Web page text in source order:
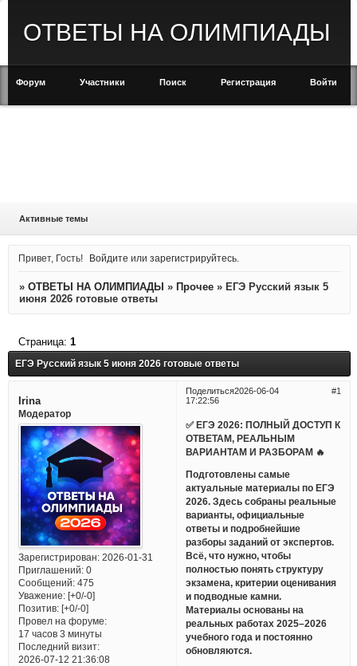
ОТВЕТЫ НА ОЛИМПИАДЫ
Форум Участники Поиск Регистрация Войти
Активные темы
Привет, Гость! Войдите илизарегистрируйтесь
» ОТВЕТЫ НА ОЛИМПИАДЫ » Прочее » ЕГЭ Русский язык 5
июня 2026 готовые ответы
ЕГЭ Русский язык 5 июня 2026 готовые ответы
Страница: 1
Поделиться 1
2026-06-04
17:22:56
Irina
Модератор
Зарегистрирован: 2026-01-31
Приглашений:0
Сообщений:475
Уважение: [+0/-0]
Позитив: [+0/-0]
Провел на форуме:
17 часов 3 минуты
Последний визит:
2026-07-12 21:36:08
✅ ЕГЭ 2026: ПОЛНЫЙ ДОСТУП К
ОТВЕТАМ, РЕАЛЬНЫМ
ВАРИАНТАМ И РАЗБОРАМ 🔥
Подготовлены самые
актуальные материалы по ЕГЭ
2026. Здесь собраны реальные
варианты, официальные
ответы и подробнейшие
разборы заданий от экспертов.
Всё, что нужно, чтобы
полностью понять структуру
экзамена, критерии оценивания
и подводные камни.
Материалы основаны на
реальных работах 2025–2026
учебного года и постоянно
обновляются.